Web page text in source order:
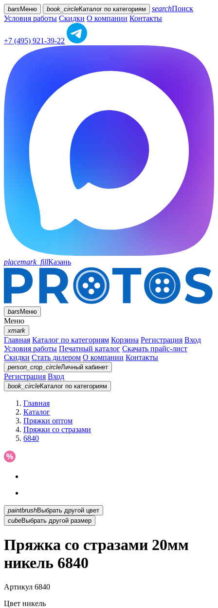
bars Меню book_circleКаталог по категориям searchПоиск
Условия работы Скидки О компании Контакты
+7 (495) 921-39-22
placemark_fillКазань
barsМеню
Меню
xmark
Главная Каталог по категориям Корзина Регистрация Вход
Условия работы Печатный каталог Скачать прайс-лист
Скидки Стать дилером О компании Контакты
person_crop_circleЛичный кабинет
Регистрация Вход
book_circleКаталог по категориям
Главная
Каталог
Пряжки оптом
Пряжки со стразами
6840
paintbrush
Выбрать другой цвет
cubeВыбрать другой размер
Пряжка со стразами 20мм
никель 6840
Артикул 6840
Цвет никель